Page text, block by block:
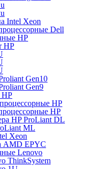
Intel Xeon
Dell
HP
HP
Gen10
Gen9
HP
HP
HP
HP ProLiant DL
ML
Xeon
AMD EPYC
Lenovo
ThinkSystem